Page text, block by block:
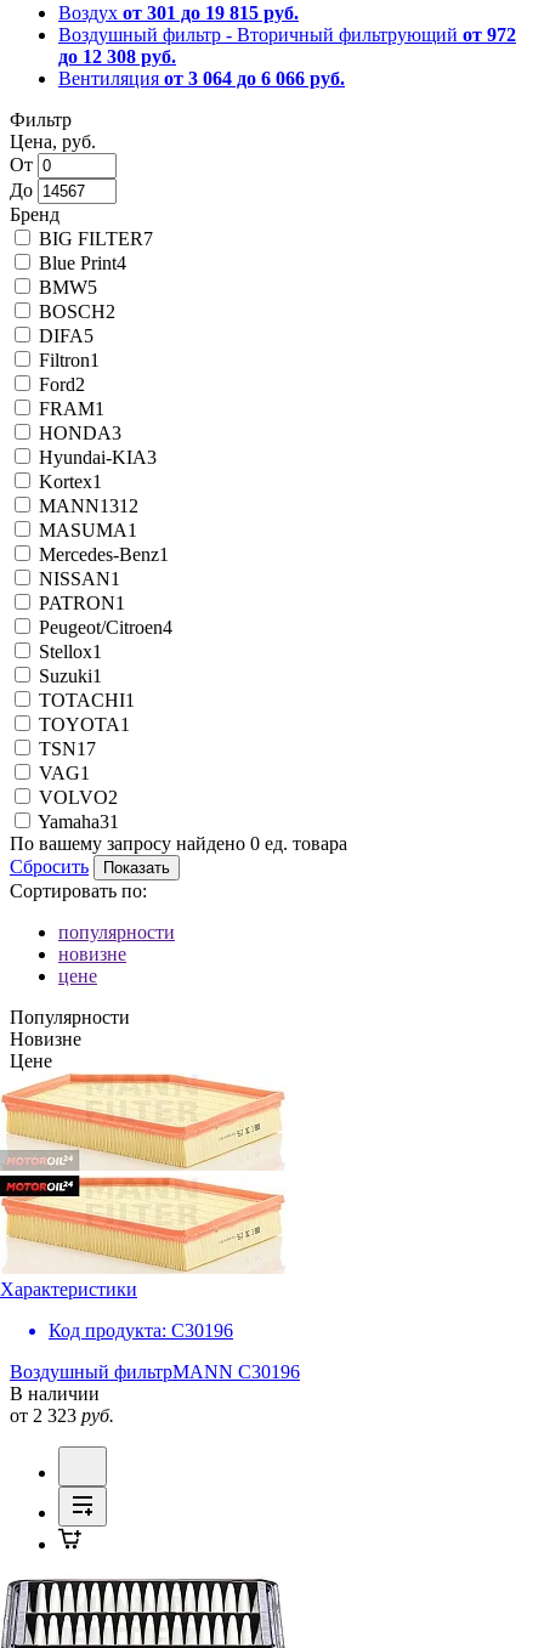
Воздух от 301 до 19 815 руб.
Воздушный фильтр - Вторичный фильтрующий от 972
до 12 308 руб.
Вентиляция от 3 064 до 6 066 руб.
Фильтр
Цена, руб.
От
До
Бренд
BIG FILTER7
Blue Print4
BMW5
BOSCH2
DIFA5
Filtron1
Ford2
FRAM1
HONDA3
Hyundai-KIA3
Kortex1
MANN1312
MASUMA1
Mercedes-Benz1
NISSAN1
PATRON1
Peugeot/Citroen4
Stellox1
Suzuki1
TOTACHI1
TOYOTA1
TSN17
VAG1
VOLVO2
Yamaha31
По вашему запросу найдено 0 ед. товара
Сбросить
Сортировать по:
популярности
новизне
цене
Популярности
Новизне
Цене
Характеристики
Код продукта: C30196
Воздушный фильтрMANN C30196
В наличии
от 2 323 руб.